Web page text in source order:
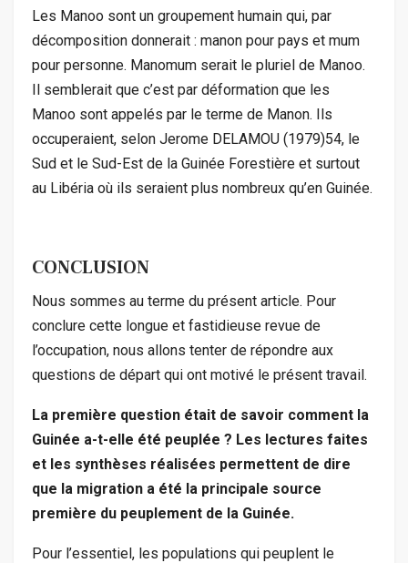
Les Manoo sont un groupement humain qui, par
décomposition donnerait : manon pour pays et mum
pour personne. Manomum serait le pluriel de Manoo.
Il semblerait que c’est par déformation que les
Manoo sont appelés par le terme de Manon. Ils
occuperaient, selon Jerome DELAMOU (1979)54, le
Sud et le Sud-Est de la Guinée Forestière et surtout
au Libéria où ils seraient plus nombreux qu’en Guinée.
CONCLUSION
Nous sommes au terme du présent article. Pour
conclure cette longue et fastidieuse revue de
l’occupation, nous allons tenter de répondre aux
questions de départ qui ont motivé le présent travail.
La première question était de savoir comment la
Guinée a-t-elle été peuplée ? Les lectures faites
et les synthèses réalisées permettent de dire
que la migration a été la principale source
première du peuplement de la Guinée.
Pour l’essentiel, les populations qui peuplent le